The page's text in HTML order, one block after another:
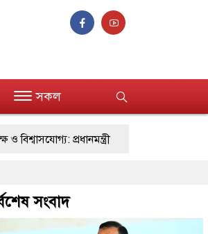
সকল
প্রধানমন্ত্রী
মিরপুর মডেল থানার অভিযানে ৯০ বোতল
যেকোনো সময় বেনজীরের প্রত্যাবর্তন
সংবাদ